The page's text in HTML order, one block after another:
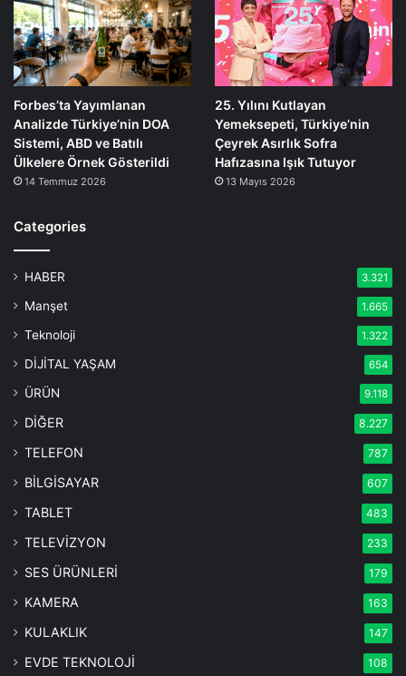
Forbes’ta Yayımlanan
Analizde Türkiye’nin DOA
Sistemi, ABD ve Batılı
Ülkelere Örnek Gösterildi
14 Temmuz 2026
25. Yılını Kutlayan
Yemeksepeti, Türkiye’nin
Çeyrek Asırlık Sofra
Hafızasına Işık Tutuyor
13 Mayıs 2026
Categories
HABER 3.321
Manşet 1.665
Teknoloji 1.322
DİJİTAL YAŞAM 654
ÜRÜN 9.118
DİĞER 8.227
TELEFON 787
BİLGİSAYAR 607
TABLET 483
TELEVİZYON 233
SES ÜRÜNLERİ 179
KAMERA 163
KULAKLIK 147
EVDE TEKNOLOJİ 108